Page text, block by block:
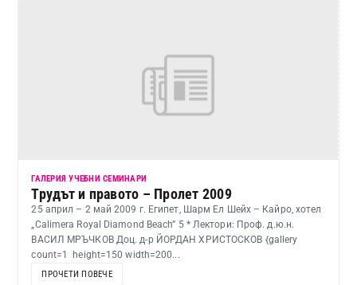
ГАЛЕРИЯ УЧЕБНИ СЕМИНАРИ
Трудът и правото – Пролет 2009
25 април – 2 май 2009 г. Египет, Шарм Ел Шейх – Кайро, хотел
„Calimera Royal Diamond Beach” 5 * Лектори: Проф. д.ю.н.
ВАСИЛ МРЪЧКОВ Доц. д-р ЙОРДАН ХРИСТОСКОВ {gallery
count=1 height=150 width=200...
ПРОЧЕТИ ПОВЕЧЕ